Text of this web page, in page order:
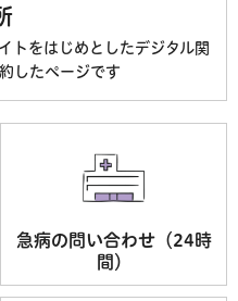
トをはじめとしたデジタル関
したページです
急病の問い合わせ（24時
間）